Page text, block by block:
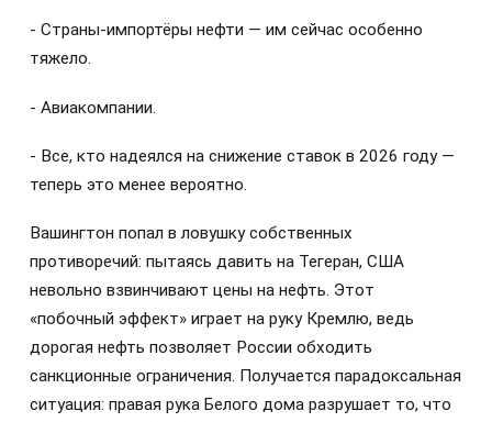
- Страны-импортёры нефти — им сейчас особенно
тяжело.
- Авиакомпании.
- Все, кто надеялся на снижение ставок в 2026 году —
теперь это менее вероятно.
Вашингтон попал в ловушку собственных
противоречий: пытаясь давить на Тегеран, США
невольно взвинчивают цены на нефть. Этот
«побочный эффект» играет на руку Кремлю, ведь
дорогая нефть позволяет России обходить
санкционные ограничения. Получается парадоксальная
ситуация: правая рука Белого дома разрушает то, что